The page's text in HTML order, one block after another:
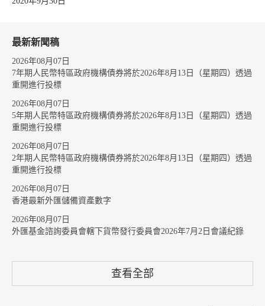
最新新聞稿
2026年08月07日
7年期人民幣特區政府機構債券將於2026年8月13日（星期四）透過
重開進行投標
2026年08月07日
5年期人民幣特區政府機構債券將於2026年8月13日（星期四）透過
重開進行投標
2026年08月07日
2年期人民幣特區政府機構債券將於2026年8月13日（星期四）透過
重開進行投標
2026年08月07日
香港最新外匯儲備資產數字
2026年08月07日
外匯基金諮詢委員會轄下貨幣發行委員會2026年7月2日會議紀錄
查看全部